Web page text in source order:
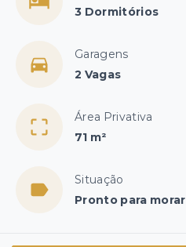
3 Dormitórios
Garagens
2 Vagas
Área Privativa
71 m²
Situação
Pronto para morar